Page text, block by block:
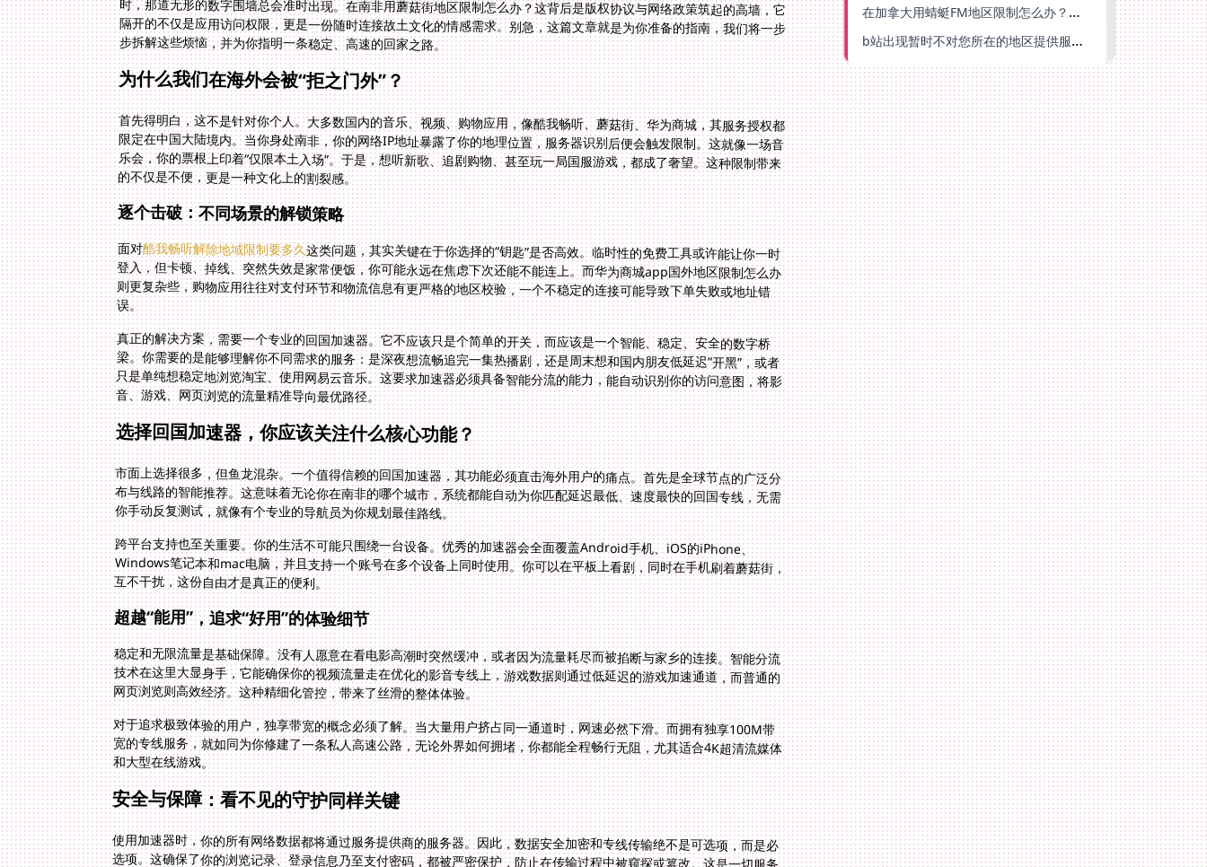
步拆解这些烦恼，并为你指明一条稳定、高速的回家之路。
为什么我们在海外会被“拒之门外”？
首先得明白，这不是针对你个人。大多数国内的音乐、视频、购物应用，像酷我畅听、蘑菇街、华为商城，其服务授权都
限定在中国大陆境内。当你身处南非，你的网络IP地址暴露了你的地理位置，服务器识别后便会触发限制。这就像一场音
乐会，你的票根上印着“仅限本土入场”。于是，想听新歌、追剧购物、甚至玩一局国服游戏，都成了奢望。这种限制带来
的不仅是不便，更是一种文化上的割裂感。
逐个击破：不同场景的解锁策略
面对酷我畅听解除地域限制要多久这类问题，其实关键在于你选择的“钥匙”是否高效。临时性的免费工具或许能让你一时
登入，但卡顿、掉线、突然失效是家常便饭，你可能永远在焦虑下次还能不能连上。而华为商城app国外地区限制怎么办
则更复杂些，购物应用往往对支付环节和物流信息有更严格的地区校验，一个不稳定的连接可能导致下单失败或地址错
误。
真正的解决方案，需要一个专业的回国加速器。它不应该只是个简单的开关，而应该是一个智能、稳定、安全的数字桥
梁。你需要的是能够理解你不同需求的服务：是深夜想流畅追完一集热播剧，还是周末想和国内朋友低延迟“开黑”，或者
只是单纯想稳定地浏览淘宝、使用网易云音乐。这要求加速器必须具备智能分流的能力，能自动识别你的访问意图，将影
音、游戏、网页浏览的流量精准导向最优路径。
选择回国加速器，你应该关注什么核心功能？
市面上选择很多，但鱼龙混杂。一个值得信赖的回国加速器，其功能必须直击海外用户的痛点。首先是全球节点的广泛分
布与线路的智能推荐。这意味着无论你在南非的哪个城市，系统都能自动为你匹配延迟最低、速度最快的回国专线，无需
你手动反复测试，就像有个专业的导航员为你规划最佳路线。
跨平台支持也至关重要。你的生活不可能只围绕一台设备。优秀的加速器会全面覆盖Android手机、iOS的iPhone、
Windows笔记本和mac电脑，并且支持一个账号在多个设备上同时使用。你可以在平板上看剧，同时在手机刷着蘑菇街，
互不干扰，这份自由才是真正的便利。
超越“能用”，追求“好用”的体验细节
稳定和无限流量是基础保障。没有人愿意在看电影高潮时突然缓冲，或者因为流量耗尽而被掐断与家乡的连接。智能分流
技术在这里大显身手，它能确保你的视频流量走在优化的影音专线上，游戏数据则通过低延迟的游戏加速通道，而普通的
网页浏览则高效经济。这种精细化管控，带来了丝滑的整体体验。
对于追求极致体验的用户，独享带宽的概念必须了解。当大量用户挤占同一通道时，网速必然下滑。而拥有独享100M带
宽的专线服务，就如同为你修建了一条私人高速公路，无论外界如何拥堵，你都能全程畅行无阻，尤其适合4K超清流媒体
和大型在线游戏。
安全与保障：看不见的守护同样关键
使用加速器时，你的所有网络数据都将通过服务提供商的服务器。因此，数据安全加密和专线传输绝不是可选项，而是必
选项。这确保了你的浏览记录、登录信息乃至支付密码，都被严密保护，防止在传输过程中被窥探或篡改。这是一切服务
在加拿大用蜻蜓FM地区限制怎么办？海外党亲测有效的回国加速方案
b站出现暂时不对您所在的地区提供服务怎么回事？海外党亲测有效的回国加速方案